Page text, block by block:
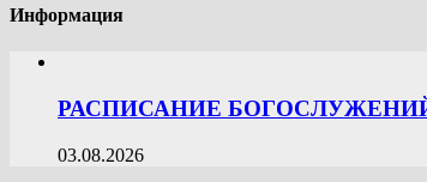
Информация
РАСПИСАНИЕ
03.08.2026